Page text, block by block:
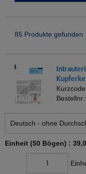
85 Produkte gefunden
Bestellnr.:
Einheit (50 Bögen) :